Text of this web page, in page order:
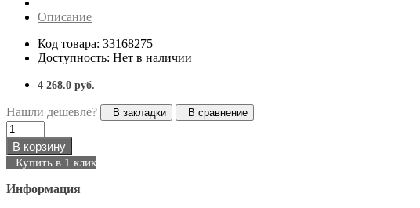
Описание
Код товара: 33168275
Доступность: Нет в наличии
4 268.0 руб.
Нашли дешевле? В закладки В сравнение
В корзину
Купить в 1 клик
Информация